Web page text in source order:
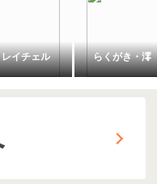
イチェル らくがき・澪